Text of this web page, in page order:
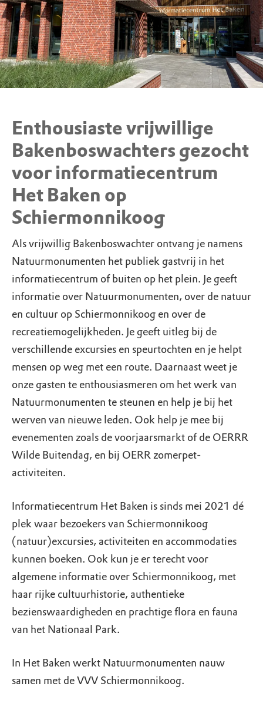
Enthousiaste vrijwillige
Bakenboswachters gezocht
voor informatiecentrum
Het Baken op
Schiermonnikoog
Als vrijwillig Bakenboswachter ontvang je namens
Natuurmonumenten het publiek gastvrij in het
informatiecentrum of buiten op het plein. Je geeft
informatie over Natuurmonumenten, over de natuur
en cultuur op Schiermonnikoog en over de
recreatiemogelijkheden. Je geeft uitleg bij de
verschillende excursies en speurtochten en je helpt
mensen op weg met een route. Daarnaast weet je
onze gasten te enthousiasmeren om het werk van
Natuurmonumenten te steunen en help je bij het
werven van nieuwe leden. Ook help je mee bij
evenementen zoals de voorjaarsmarkt of de OERRR
Wilde Buitendag, en bij OERR zomerpet-
activiteiten.
Informatiecentrum Het Baken is sinds mei 2021 dé
plek waar bezoekers van Schiermonnikoog
(natuur)excursies, activiteiten en accommodaties
kunnen boeken. Ook kun je er terecht voor
algemene informatie over Schiermonnikoog, met
haar rijke cultuurhistorie, authentieke
bezienswaardigheden en prachtige flora en fauna
van het Nationaal Park.
In Het Baken werkt Natuurmonumenten nauw
samen met de VVV Schiermonnikoog.